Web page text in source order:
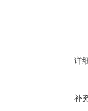
详
补